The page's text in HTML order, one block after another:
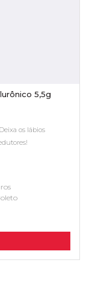
5,5g
os lábios